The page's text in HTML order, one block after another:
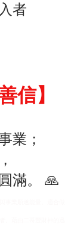
者
信】
業；
滿。 🙏